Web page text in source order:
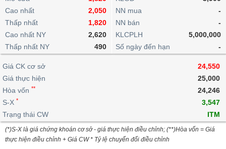
lỗ
Giao
dịch
nội
bộ
giám
Tài
cổ
đông
giá
Nước
ngoài
Tự
doanh
Top
cổ
phiếu
Bản
đồ
Chứng
quyền
Tổng
quan
Thống
kê
giao
dịch
Định
giá
Thống
kê
giao
dịch
Phân
tích
Bảng
giá
trực
tuyến
Bộ
lọc
cổ
phiếu
Vĩ
mô
Chứng
quyền
Trái
doanh
nghiệp
IR
Awards
Đào
tạo
Dịch
vụ
Cao nhất
2,050
Thấp nhất
1,820
Cao nhất NY
2,620
Thấp nhất NY
490
NN mua
-
NN bán
-
KLCPLH
5,000,000
Số ngày đến hạn
-
Giá CK cơ sở
24,550
Giá thực hiện
25,000
Hòa vốn **
24,246
S-X *
3,547
Trạng thái CW
ITM
(*)S-X là giá chứng khoán cơ sở - giá thực hiện điều chỉnh; (**)Hòa vốn = Giá
thực hiện điều chỉnh + Giá CW * Tỷ lệ chuyển đổi điều chỉnh
BẤT
ĐỘNG
TÀI
CHÍNH
HÀNG
HÓA